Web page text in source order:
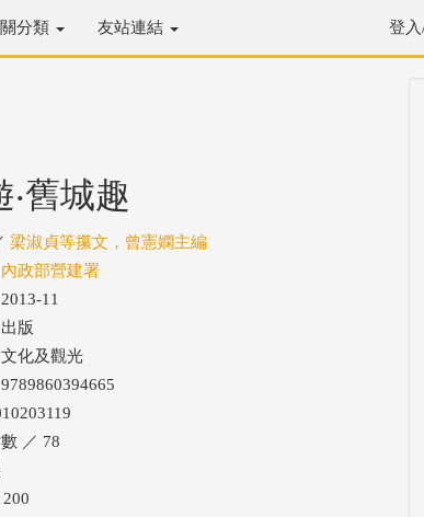
分類 友站連結 登
‧舊城趣
梁淑貞等攥文，曾憲嫻主編
內政部營建署
11
版
化及觀光
／ 78